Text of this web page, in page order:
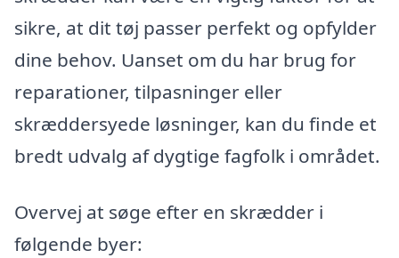
sikre, at dit tøj passer perfekt og opfylder
dine behov. Uanset om du har brug for
reparationer, tilpasninger eller
skræddersyede løsninger, kan du finde et
bredt udvalg af dygtige fagfolk i området.
Overvej at søge efter en skrædder i
følgende byer: